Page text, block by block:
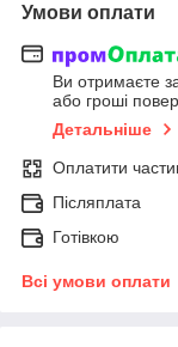
Умови оплати
Ви отримаєте
або гроші
Детальніше
Оплатити
Післяплата
Готівкою
Всі умови оплати